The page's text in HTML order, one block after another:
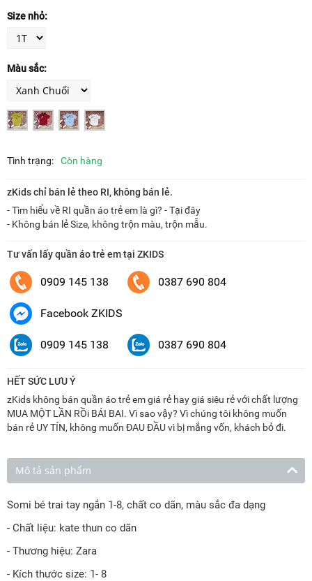
Size nhỏ:
Màu sắc:
Tình trạng: Còn hàng
zKids chỉ bán lẻ theo RI, không bán lẻ.
- Tìm hiểu về RI quần áo trẻ em là gì? - Tại đây
- Không bán lẻ Size, không trộn màu, trộn mẫu.
Tư vấn lấy quần áo trẻ em tại ZKIDS
0909 145 138 0387 690 804
Facebook ZKIDS
0909 145 138 0387 690 804
HẾT SỨC LƯU Ý
zKids không bán quần áo trẻ em giá rẻ hay giá siêu rẻ với chất lượng
MUA MỘT LẦN RỒi BÁI BAI. Vì sao vậy? Vì chúng tôi không muốn
bán rẻ UY TÍN, không muốn ĐAU ĐẦU vì bị mắng vốn, khách bỏ đi.
Mô tả sản phẩm
Somi bé trai tay ngắn 1-8, chất co dãn, màu sắc đa dạng
- Chất liệu: kate thun co dãn
- Thương hiệu: Zara
- Kích thước size: 1- 8